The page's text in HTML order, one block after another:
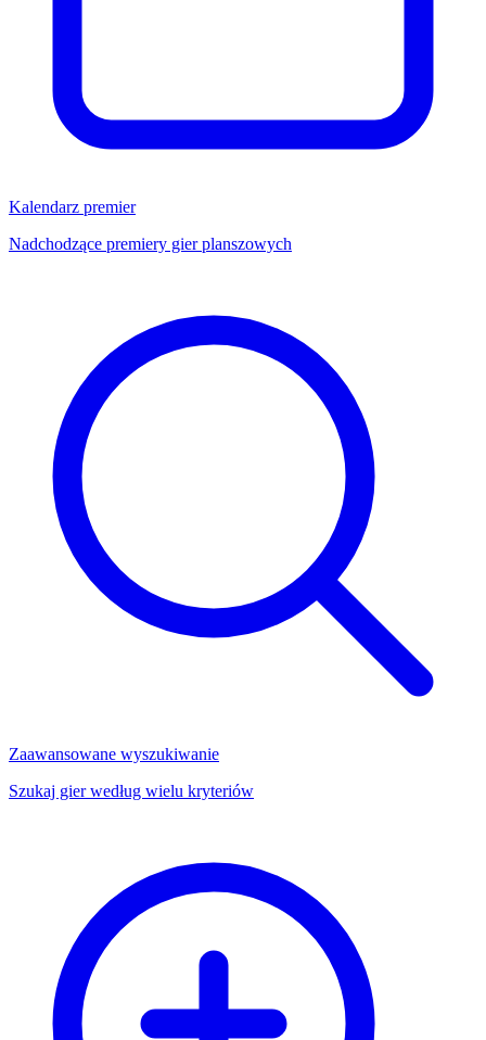
Kalendarz premier
Nadchodzące premiery gier planszowych
Zaawansowane wyszukiwanie
Szukaj gier według wielu kryteriów